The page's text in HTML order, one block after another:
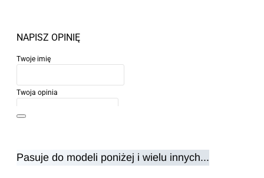
NAPISZ OPINIĘ
Twoje imię
Twoja opinia
Pasuje do modeli poniżej i wielu innych...